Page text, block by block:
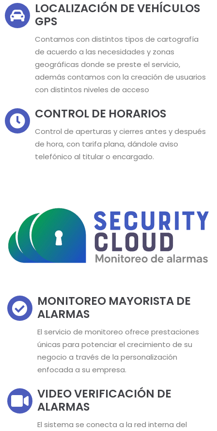
LOCALIZACIÓN DE VEHÍCULOS
GPS
Contamos con distintos tipos de cartografía
de acuerdo a las necesidades y zonas
geográficas donde se preste el servicio,
además contamos con la creación de usuarios
con distintos niveles de acceso
CONTROL DE HORARIOS
Control de aperturas y cierres antes y después
de hora, con tarifa plana, dándole aviso
telefónico al titular o encargado.
MONITOREO MAYORISTA DE
ALARMAS
El servicio de monitoreo ofrece prestaciones
únicas para potenciar el crecimiento de su
negocio a través de la personalización
enfocada a su empresa.
VIDEO VERIFICACIÓN DE
ALARMAS
El sistema se conecta a la red interna del